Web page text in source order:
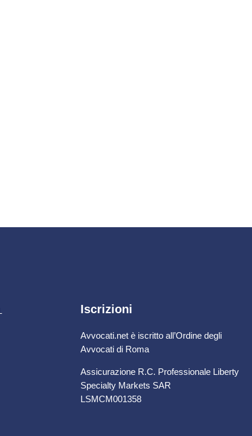
Iscrizioni
Avvocati.net è iscritto all’Ordine degli
Avvocati di Roma
Assicurazione R.C. Professionale Liberty
Specialty Markets SAR
LSMCM001358